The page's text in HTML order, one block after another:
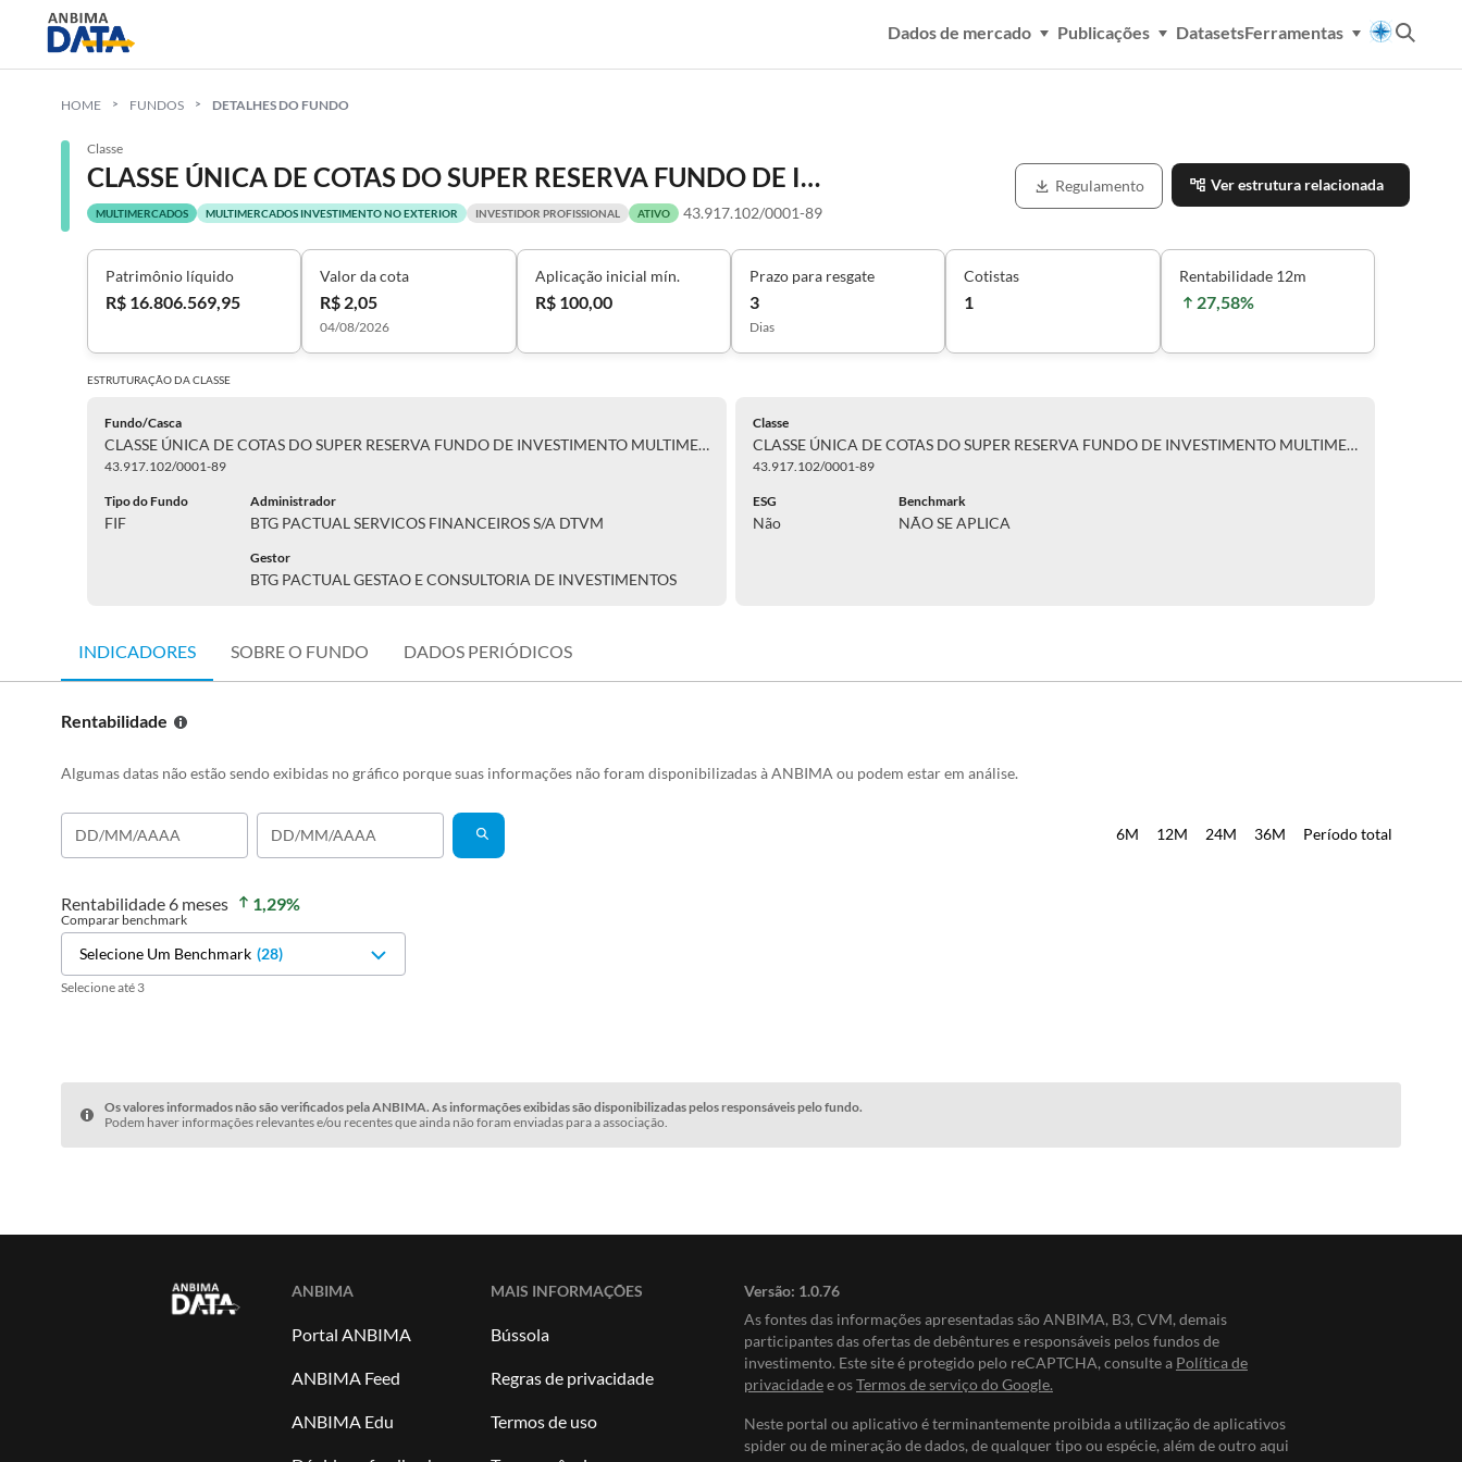
Dados de mercado Publicações DatasetsFerramentas
HOME FUNDOS DETALHES DO FUNDO
Classe
CLASSE ÚNICA DE COTAS DO SUPER RESERVA FUNDO DE INVESTIMENTO MULTIMERCADO
MULTIMERCADOS MULTIMERCADOS INVESTIMENTO NO EXTERIOR INVESTIDOR PROFISSIONAL ATIVO 43.917.102/0001-89
Regulamento Ver estrutura relacionada
Patrimônio líquido
R$ 16.806.569,95
Valor da cota
R$ 2,05
04/08/2026
Aplicação inicial mín.
R$ 100,00
Prazo para resgate
3
Dias
Cotistas
1
Rentabilidade 12m
27,58%
ESTRUTURAÇÃO DACLASSE
Fundo/Casca
CLASSE ÚNICA DE COTAS DO SUPER RESERVA FUNDO DE INVESTIMENTO MULTIMERCADO
43.917.102/0001-89
Tipo do Fundo
FIF
Administrador
BTG PACTUAL SERVICOS FINANCEIROS S/A DTVM
Gestor
BTG PACTUAL GESTAO E CONSULTORIA DE INVESTIMENTOS
Classe
CLASSE ÚNICA DE COTAS DO SUPER RESERVA FUNDO DE INVESTIMENTO MULTIMERCADO
43.917.102/0001-89
ESG
Não
Benchmark
NÃO SE APLICA
INDICADORES SOBRE O FUNDO DADOS PERIÓDICOS
Rentabilidade
Algumas datas não estão sendo exibidas no gráfico porque suas informações não foram disponibilizadas à ANBIMA ou podem estar em análise.
6M 12M 24M 36M Período total
Rentabilidade 6 meses 1,29%
Comparar benchmark
Selecione Um Benchmark (28)
Selecione até 3
Os valores informados não são verificados pela ANBIMA. As informações exibidas são disponibilizadas pelos responsáveis pelo fundo.
Podem haver informações relevantes e/ou recentes que ainda não foram enviadas para a associação.
ANBIMA
Portal ANBIMA
ANBIMA Feed
ANBIMA Edu
MAIS INFORMAÇÕES
Bússola
Regras de privacidade
Termos de uso
Versão: 1.0.76
As fontes das informações apresentadas são ANBIMA, B3, CVM, demais
participantes das ofertas de debêntures e responsáveis pelos fundos de
investimento. Este site é protegido pelo reCAPTCHA, consulte a Política de
privacidadee osTermos de serviço do Google.
Neste portal ou aplicativo é terminantemente proibida a utilização de aplicativos
spider ou de mineração de dados, de qualquer tipo ou espécie, além de outro aqui